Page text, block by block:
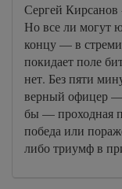
Сергей Кирсанов
Но все ли могут
концу — в
покидает поле
нет. Без пяти
верный офицер —
бы — проходная
победа или
либо триумф в